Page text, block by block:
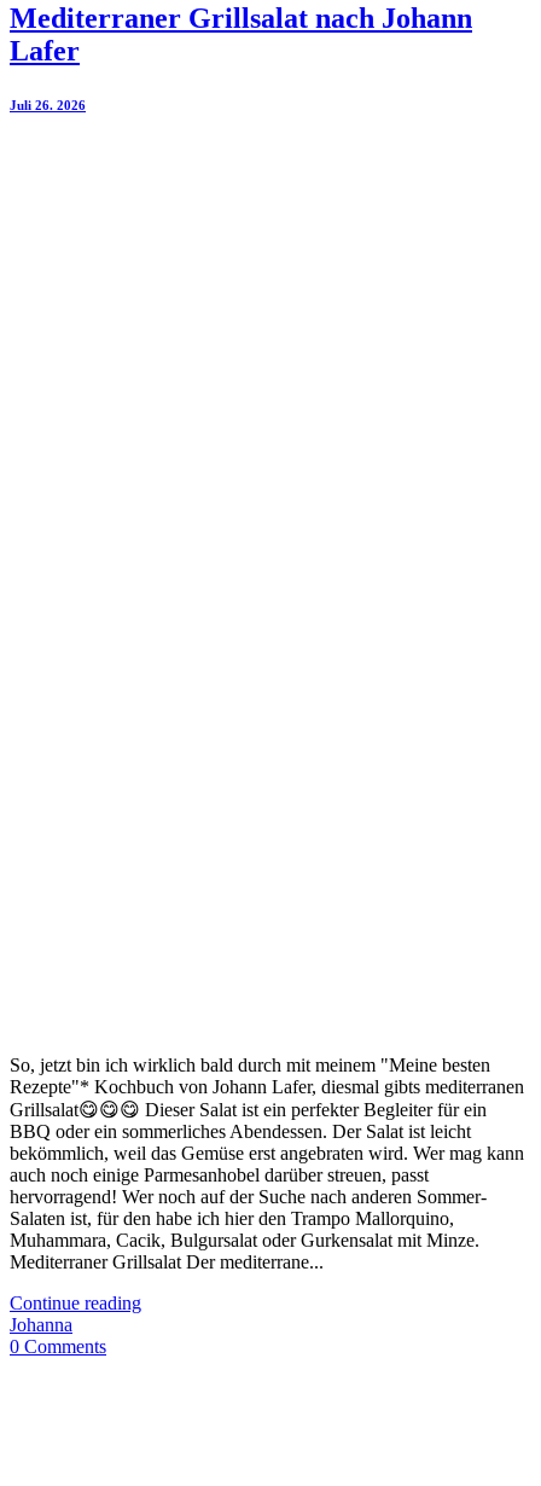
Mediterraner Grillsalat nach Johann
Lafer
Juli 26. 2026
So, jetzt bin ich wirklich bald durch mit meinem "Meine besten
Rezepte"* Kochbuch von Johann Lafer, diesmal gibts mediterranen
Grillsalat😋😋😋 Dieser Salat ist ein perfekter Begleiter für ein
BBQ oder ein sommerliches Abendessen. Der Salat ist leicht
bekömmlich, weil das Gemüse erst angebraten wird. Wer mag kann
auch noch einige Parmesanhobel darüber streuen, passt
hervorragend! Wer noch auf der Suche nach anderen Sommer-
Salaten ist, für den habe ich hier den Trampo Mallorquino,
Muhammara, Cacik, Bulgursalat oder Gurkensalat mit Minze.
Mediterraner Grillsalat Der mediterrane...
Continue reading
Johanna
0 Comments